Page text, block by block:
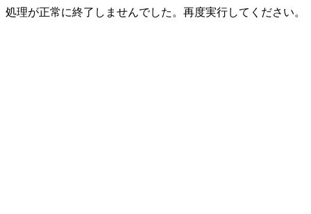
処理が正常に終了しませんでした。再度実行してください。